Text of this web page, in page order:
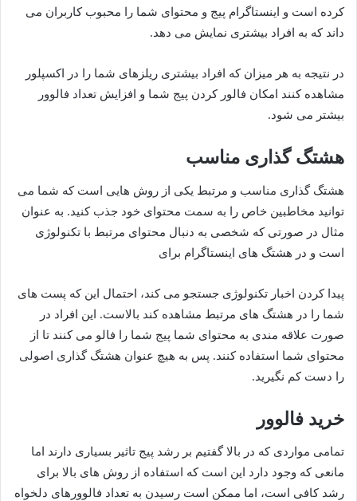
کرده است و اینستاگرام پیج و محتوای شما را محبوب کاربران می
داند که به افراد بیشتری نمایش می دهد.
در نتیجه به هر میزان که افراد بیشتری ریلزهای شما را در اکسپلور
مشاهده کنند امکان فالور کردن پیج شما و افزایش تعداد فالوور
بیشتر می شود.
هشتگ گذاری مناسب
هشتگ گذاری مناسب و مرتبط یکی از روش هایی است که شما می
توانید مخاطبین خاص را به سمت محتوای خود جذب کنید. به عنوان
مثال در صورتی که شخصی به دنبال محتوای مرتبط با تکنولوژی
است و در هشتگ های اینستاگرام برای
پیدا کردن اخبار تکنولوژی جستجو می کند، احتمال این که پست های
شما را در هشتگ های مرتبط مشاهده کند بالاست. این افراد در
صورت علاقه مندی به محتوای شما پیج شما را فالو می کنند تا از
محتوای شما استفاده کنند. پس به هیچ عنوان هشتگ گذاری اصولی
را دست کم نگیرید.
خرید فالوور
تمامی مواردی که در بالا گفتیم بر رشد پیج تاثیر بسیاری دارند اما
مانعی که وجود دارد این است که استفاده از روش های بالا برای
رشد کافی است، اما ممکن است رسیدن به تعداد فالوورهای دلخواه